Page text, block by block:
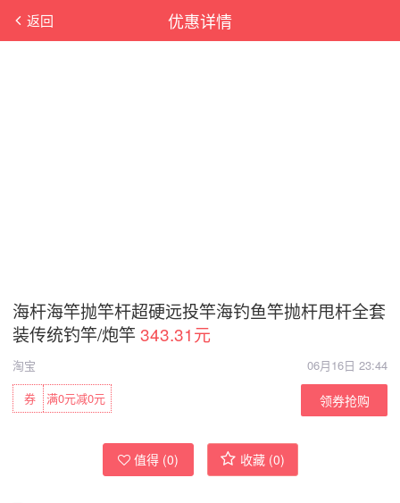
优惠详情
返回
海杆海竿抛竿杆超硬远投竿海钓鱼竿抛杆甩杆全套
装传统钓竿/炮竿 343.31元
淘宝
06月16日 23:44
满0元减0元
券 领券抢购
值得 (0) 收藏 (0)